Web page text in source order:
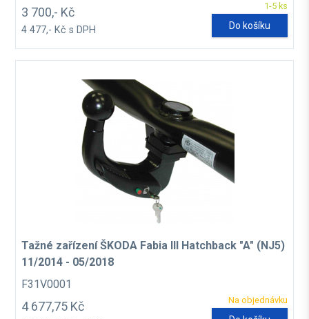
1-5 ks
3 700,- Kč
4 477,- Kč s DPH Do košíku
Tažné zařízení ŠKODA Fabia III Hatchback "A" (NJ5)
11/2014 - 05/2018
F31V0001
Na objednávku
4 677,75 Kč